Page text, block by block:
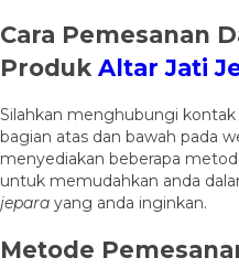
Cara Pemesanan
Produk Altar Jati
Silahkan menghubungi
bagian atas dan bawah pada
menyediakan beberapa
untuk memudahkan anda
jepara yang anda inginkan.
Metode